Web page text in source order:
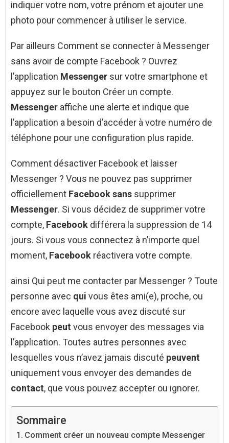
indiquer votre nom, votre prénom et ajouter une
photo pour commencer à utiliser le service.
Par ailleurs Comment se connecter à Messenger
sans avoir de compte Facebook ? Ouvrez
l’application Messenger sur votre smartphone et
appuyez sur le bouton Créer un compte.
Messenger affiche une alerte et indique que
l’application a besoin d’accéder à votre numéro de
téléphone pour une configuration plus rapide.
Comment désactiver Facebook et laisser
Messenger ? Vous ne pouvez pas supprimer
officiellement Facebook sans supprimer
Messenger. Si vous décidez de supprimer votre
compte, Facebook différera la suppression de 14
jours. Si vous vous connectez à n’importe quel
moment, Facebook réactivera votre compte.
ainsi Qui peut me contacter par Messenger ? Toute
personne avec qui vous êtes ami(e), proche, ou
encore avec laquelle vous avez discuté sur
Facebook peut vous envoyer des messages via
l’application. Toutes autres personnes avec
lesquelles vous n’avez jamais discuté peuvent
uniquement vous envoyer des demandes de
contact, que vous pouvez accepter ou ignorer.
Sommaire
Comment créer un nouveau compte Messenger